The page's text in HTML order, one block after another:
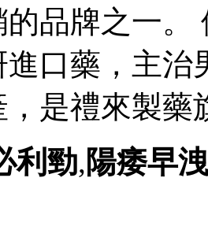
品牌之一。
進口藥，主
是禮來製藥
利勁, 陽痿早洩